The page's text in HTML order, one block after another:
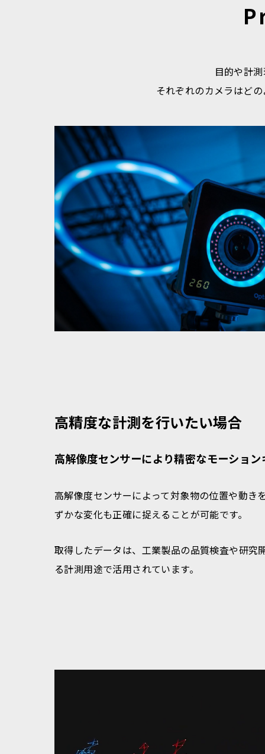
目的や計
それぞれのカメラはど
高精度な計測を行いたい場合
高解像度センサーにより精密なモーショ
高解像度センサーによって対象物の位置や動き
ずかな変化も正確に捉えることが可能です。
取得したデータは、工業製品の品質検査や研究
る計測用途で活用されています。